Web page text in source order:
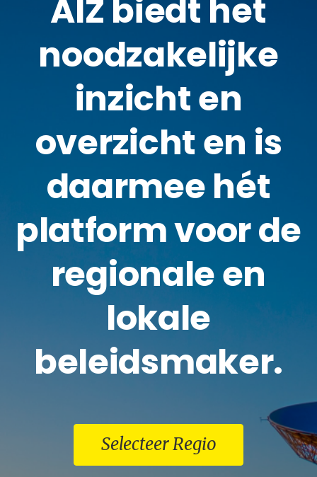
AIZ biedt het
noodzakelijke
inzicht en
overzicht en is
daarmee hét
platform voor de
regionale en
lokale
beleidsmaker.
Selecteer Regio